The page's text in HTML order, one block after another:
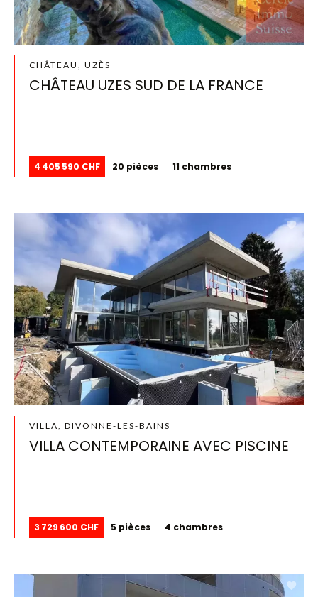
CHÂTEAU, UZÈS
CHÂTEAU UZES SUD DE LA FRANCE
4 405 590 CHF 20 pièces 11 chambres
VILLA, DIVONNE-LES-BAINS
VILLA CONTEMPORAINE AVEC PISCINE
3 729 600 CHF 5 pièces 4 chambres